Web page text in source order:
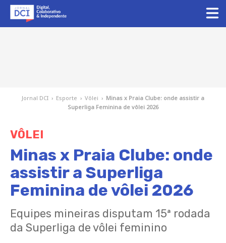
Jornal DCI › Esporte › Vôlei › Minas x Praia Clube: onde assistir a
Superliga Feminina de vôlei 2026
VÔLEI
Minas x Praia Clube: onde
assistir a Superliga
Feminina de vôlei 2026
Equipes mineiras disputam 15ª rodada
da Superliga de vôlei feminino